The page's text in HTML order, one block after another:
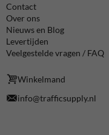
Contact
Over ons
Nieuws en Blog
Levertijden
Veelgestelde vragen / FAQ
Winkelmand
info@trafficsupply.nl